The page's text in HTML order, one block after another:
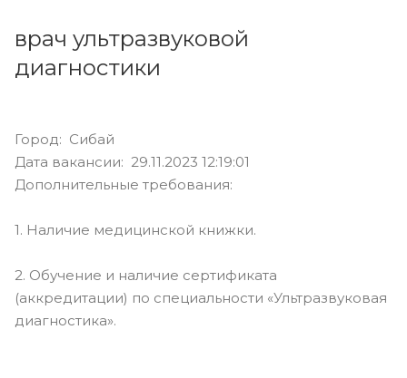
врач ультразвуковой
диагностики
Город: Сибай
Дата вакансии: 29.11.2023 12:19:01
Дополнительные требования:
1. Наличие медицинской книжки.
2. Обучение и наличие сертификата
(аккредитации) по специальности «Ультразвуковая
диагностика».